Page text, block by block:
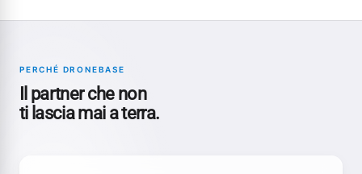
PERCHÉ DRONEBASE
Il partner che non
ti lascia mai a terra.